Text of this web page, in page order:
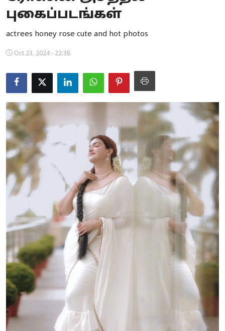
Business
Crime
National
World
Astrology
Spirituality
Weather
Politics
புகைப்படங்கள்
actrees honey rose cute and hot photos
Oct 23, 2024 - 22:38